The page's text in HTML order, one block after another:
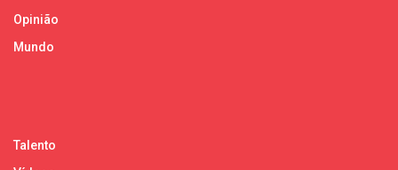
Opinião
Mundo
Talento